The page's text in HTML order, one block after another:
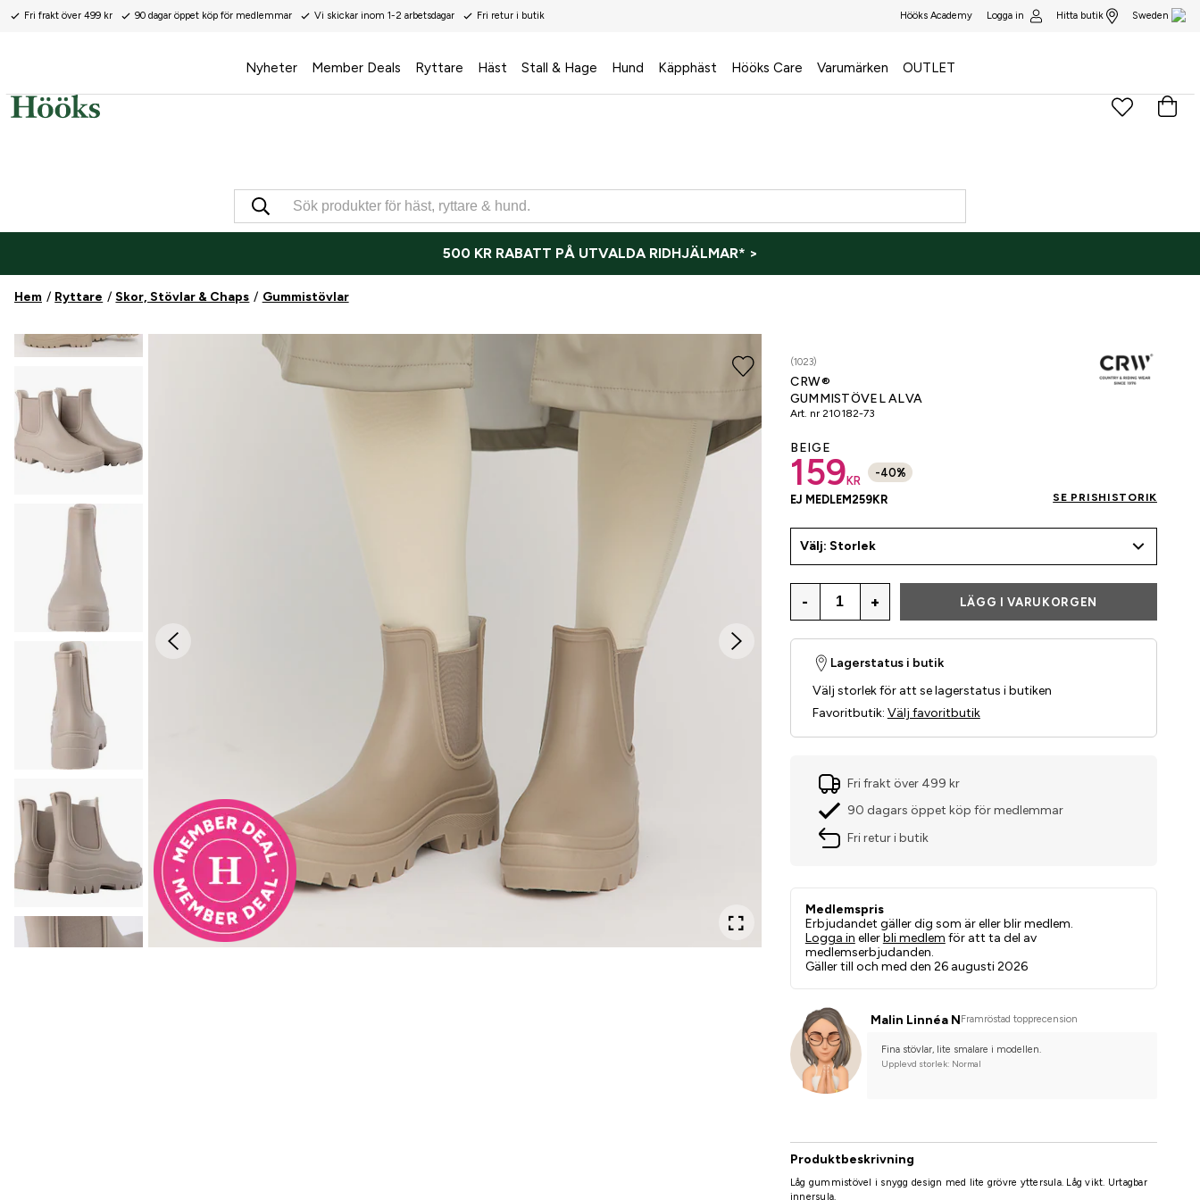
Fri frakt över 499 kr 90 dagar öppet köp för medlemmar Vi skickar inom 1-2 arbetsdagar Fri retur i butik Hööks Academy Logga in Hitta butik Sweden
Nyheter Member Deals Ryttare Häst Stall & Hage Hund Käpphäst Hööks Care Varumärken OUTLET
500 KR RABATT PÅ UTVALDA RIDHJÄLMAR* >
Hem Ryttare Skor, Stövlar & Chaps Gummistövlar
(1023)
CRW®
GUMMISTÖVEL ALVA
Art. nr 210182-73
BEIGE
159 KR
-40%
EJ MEDLEM259KR SE PRISHISTORIK
Välj: Storlek
- + LÄGG I VARUKORGEN
Lagerstatus i butik
Välj storlek för att se lagerstatus i butiken
Favoritbutik: Välj favoritbutik
Fri frakt över 499 kr
90 dagars öppet köp för medlemmar
Fri retur i butik
Medlemspris
Erbjudandet gäller dig som är eller blir medlem.
Logga in ellerbli medlem för att ta del av
medlemserbjudanden.
Gäller till och med den 26 augusti 2026
Malin Linnéa NFramröstad topprecension
Fina stövlar, lite smalare i modellen.
Upplevd storlek: Normal
Produktbeskrivning
Låg gummistövel i snygg design med lite grövre yttersula. Låg vikt. Urtagbar
innersula.